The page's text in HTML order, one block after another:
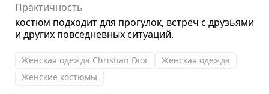
Практичность
костюм подходит для прогулок, встреч с друзьями
и других повседневных ситуаций.
Женская одежда Christian Dior
Женская одежда
Женские костюмы